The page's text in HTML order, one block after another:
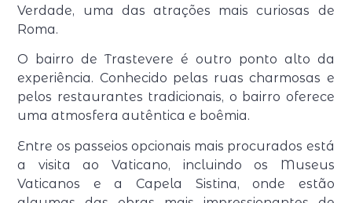
Verdade, uma das atrações mais curiosas de
Roma.
O bairro de Trastevere é outro ponto alto da
experiência. Conhecido pelas ruas charmosas e
pelos restaurantes tradicionais, o bairro oferece
uma atmosfera autêntica e boêmia.
Entre os passeios opcionais mais procurados está
a visita ao Vaticano, incluindo os Museus
Vaticanos e a Capela Sistina, onde estão